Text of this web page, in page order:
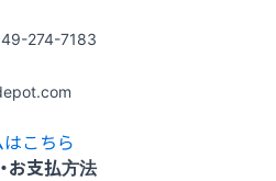
274-7183
こちら
お支払方法